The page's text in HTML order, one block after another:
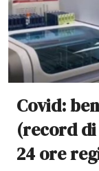
Covid:
(record di
24 ore